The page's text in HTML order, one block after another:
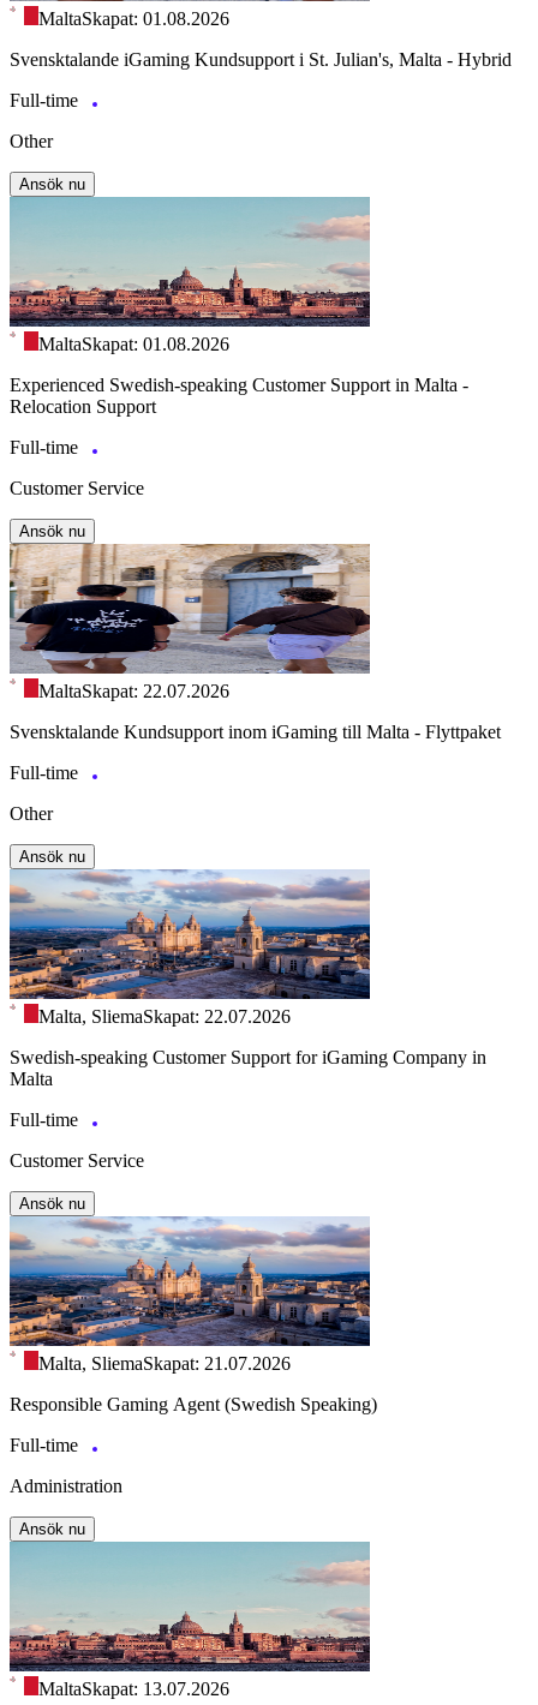
MaltaSkapat: 01.08.2026
Svensktalande iGaming Kundsupport i St. Julian's, Malta - Hybrid
Full-time
Other
Ansök nu
MaltaSkapat: 01.08.2026
Experienced Swedish-speaking Customer Support in Malta -
Relocation Support
Full-time
Customer Service
Ansök nu
MaltaSkapat: 22.07.2026
Svensktalande Kundsupport inom iGaming till Malta - Flyttpaket
Full-time
Other
Ansök nu
Malta, SliemaSkapat: 22.07.2026
Swedish-speaking Customer Support for iGaming Company in
Malta
Full-time
Customer Service
Ansök nu
Malta, SliemaSkapat: 21.07.2026
Responsible Gaming Agent (Swedish Speaking)
Full-time
Administration
Ansök nu
MaltaSkapat: 13.07.2026